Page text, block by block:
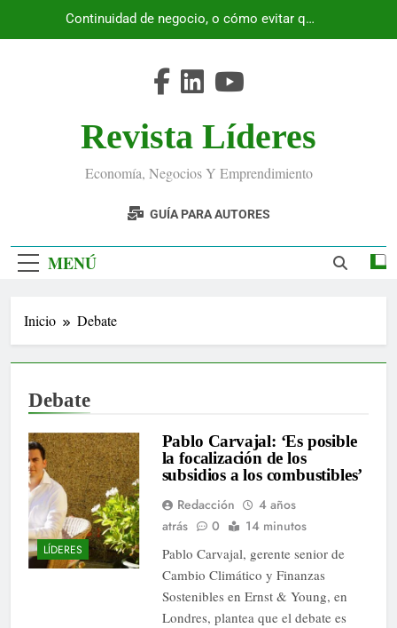
Continuidad de negocio, o cómo evitar que
Revista Líderes
Economía, Negocios Y Emprendimiento
GUÍA PARA AUTORES
MENÚ
Inicio Debate
Debate
LÍDERES
Pablo Carvajal: ‘Es posible
la focalización de los
subsidios a los combustibles’
Redacción
4 años
atrás
0
14 minutos
Pablo Carvajal, gerente senior de
Cambio Climático y Finanzas
Sostenibles en Ernst & Young, en
Londres, plantea que el debate es